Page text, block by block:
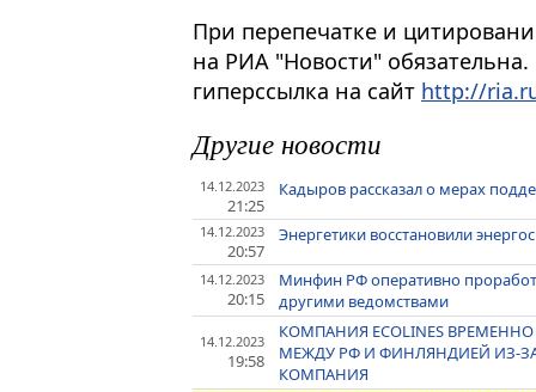
При перепечатке и
на РИА "Новости"
гиперссылка на сайт http://
Другие новости
14.12.2023
21:25
Кадыров рассказал о мерах
14.12.2023
20:57
Энергетики восстановили
14.12.2023
20:15
Минфин РФ оперативно
другими ведомствами
14.12.2023
19:58
КОМПАНИЯ ECOLINES
МЕЖДУ РФ И ФИНЛЯНДИЕЙ ИЗ-
КОМПАНИЯ